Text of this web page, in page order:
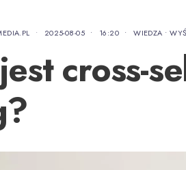
• 2025-08-05 • 16:20 • WIEDZA •
cross-